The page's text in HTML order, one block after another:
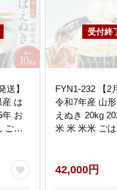
は
年 お
ご飯
山形
FYN1-232 【2月発送】
令和7年産 山
えぬき 20kg
米 米 米米 ご
い お取り寄せ
42,000円